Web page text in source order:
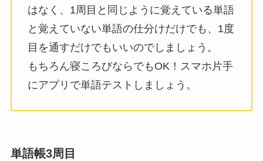
はなく、1周目と同じように覚えている単語
と覚えていない単語の仕分けだけでも、1度
目を通すだけでもいいのでしましょう。
もちろん寝ころびならでもOK！スマホ片手
にアプリで単語テストしましょう。
単語帳3周目